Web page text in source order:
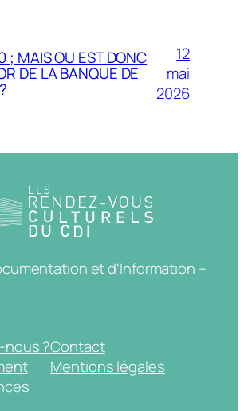
; MAIS OU EST DONC
DE LA BANQUE DE
12
mai
2026
et d'Information –
nous ?Contact
Mentions légales